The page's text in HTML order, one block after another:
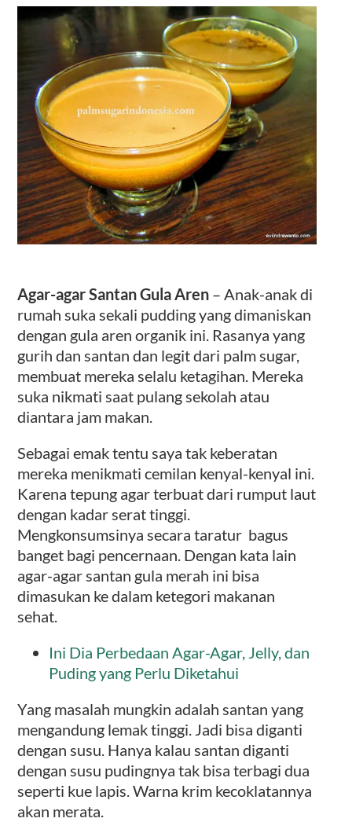
Kontak
Agar-agar Santan Gula Aren – Anak-anak di
rumah suka sekali pudding yang dimaniskan
dengan gula aren organik ini. Rasanya yang
gurih dan santan dan legit dari palm sugar,
membuat mereka selalu ketagihan. Mereka
suka nikmati saat pulang sekolah atau
diantara jam makan.
Sebagai emak tentu saya tak keberatan
mereka menikmati cemilan kenyal-kenyal ini.
Karena tepung agar terbuat dari rumput laut
dengan kadar serat tinggi.
Mengkonsumsinya secara taratur bagus
banget bagi pencernaan. Dengan kata lain
agar-agar santan gula merah ini bisa
dimasukan ke dalam ketegori makanan
sehat.
Ini Dia Perbedaan Agar-Agar, Jelly, dan
Puding yang Perlu Diketahui
Yang masalah mungkin adalah santan yang
mengandung lemak tinggi. Jadi bisa diganti
dengan susu. Hanya kalau santan diganti
dengan susu pudingnya tak bisa terbagi dua
seperti kue lapis. Warna krim kecoklatannya
akan merata.